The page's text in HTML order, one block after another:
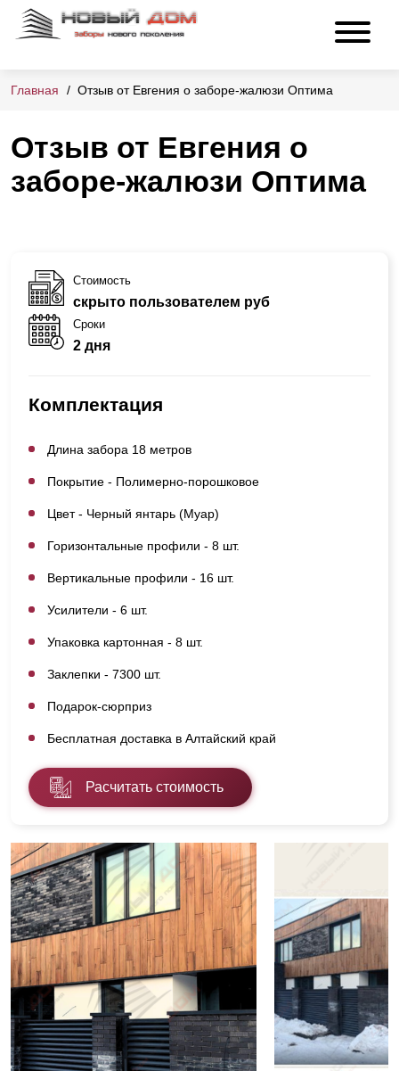
Главная Отзыв от Евгения о заборе-жалюзи Оптима
Отзыв от Евгения о
заборе-жалюзи Оптима
Стоимость
скрыто пользователем руб
Сроки
2 дня
Комплектация
Длина забора 18 метров
Покрытие - Полимерно-порошковое
Цвет - Черный янтарь (Муар)
Горизонтальные профили - 8 шт.
Вертикальные профили - 16 шт.
Усилители - 6 шт.
Упаковка картонная - 8 шт.
Заклепки - 7300 шт.
Подарок-сюрприз
Бесплатная доставка в Алтайский край
Расчитать стоимость